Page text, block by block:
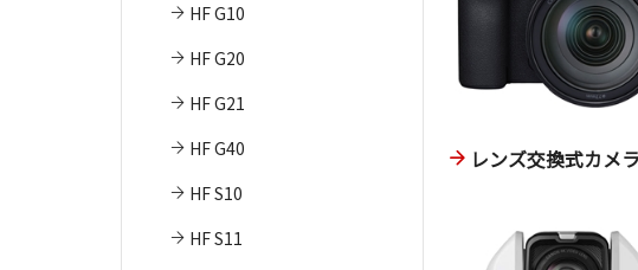
HF G10
HF G20
HF G21
HF G40
HF S10
HF S11
レンズ交換式カメラ